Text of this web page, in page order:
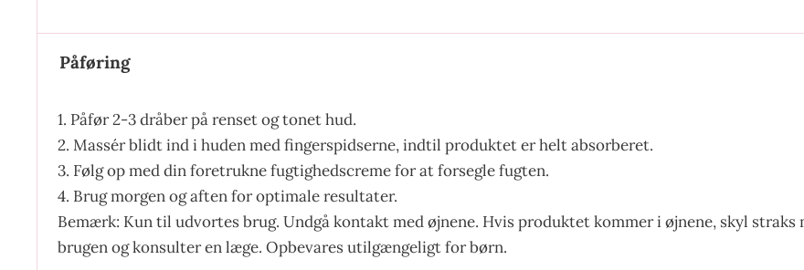
Påføring
1. Påfør 2-3 dråber på renset og tonet hud.
2. Massér blidt ind i huden med fingerspidserne, indtil produktet er helt absorberet.
3. Følg op med din foretrukne fugtighedscreme for at forsegle fugten.
4. Brug morgen og aften for optimale resultater.
Bemærk: Kun til udvortes brug. Undgå kontakt med øjnene. Hvis produktet kommer i øjnene, skyl
brugen og konsulter en læge. Opbevares utilgængeligt for børn.